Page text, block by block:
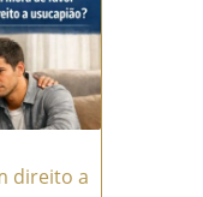
direito a